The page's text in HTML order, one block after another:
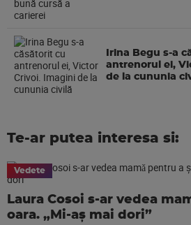
Irina Begu s-a
antrenorul ei,
de la cununia
Te-ar putea interesa si:
Vedete
Laura Cosoi s-ar vedea
oara. „Mi-aș mai dori”